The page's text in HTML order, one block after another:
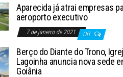
Aparecida já atrai empresas
aeroporto executivo
7 de janeiro de 2021 Off
Berço do Diante do Trono,
Lagoinha anuncia nova sede
Goiânia